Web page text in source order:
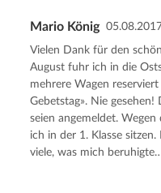
Mario König
Vielen Dank für den
August fuhr ich in die
mehrere Wagen
Gebetstag». Nie
seien angemeldet.
ich in der 1. Klasse
viele, was mich